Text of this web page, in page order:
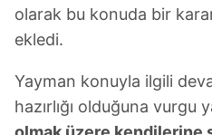
olarak bu konuda bir
ekledi.
Yayman konuyla ilgili
hazırlığı olduğuna vurgu